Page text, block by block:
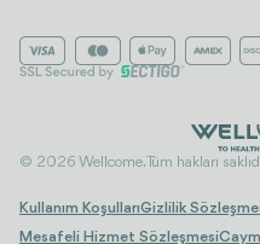
© 2026 Wellcome. Tüm hakları
Kullanım KoşullarıGizlilik
Mesafeli Hizmet Sözleşmesi